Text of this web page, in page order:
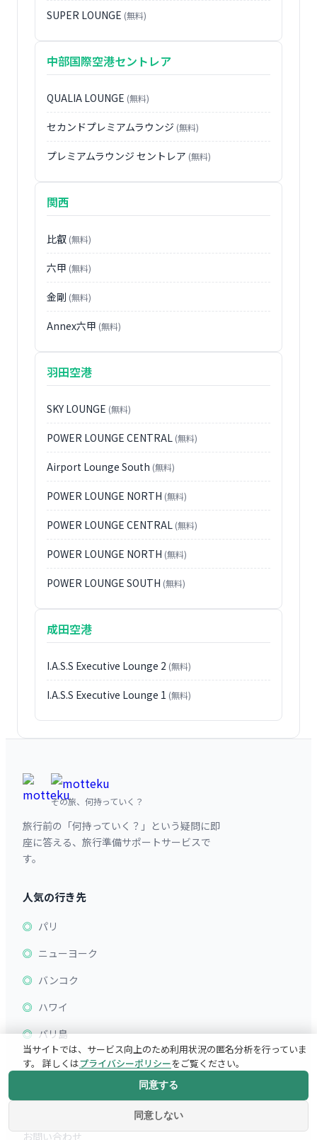
SUPER LOUNGE (無料)
中部国際空港セントレア
QUALIA LOUNGE (無料)
セカンドプレミアムラウンジ (無料)
プレミアムラウンジ セントレア (無料)
関西
比叡 (無料)
六甲 (無料)
金剛 (無料)
Annex六甲 (無料)
羽田空港
SKY LOUNGE (無料)
POWER LOUNGE CENTRAL (無料)
Airport Lounge South (無料)
POWER LOUNGE NORTH (無料)
POWER LOUNGE CENTRAL (無料)
POWER LOUNGE NORTH (無料)
POWER LOUNGE SOUTH (無料)
成田空港
I.A.S.S Executive Lounge 2 (無料)
I.A.S.S Executive Lounge 1 (無料)
その旅、何持っていく？
旅行前の「何持っていく？」という疑問に即
座に答える、旅行準備サポートサービスで
す。
人気の行き先
パリ
ニューヨーク
バンコク
ハワイ
バリ島
お問い合わせ
当サイトでは、サービス向上のため利用状況の匿名分析を行っていま
す。 詳しくはプライバシーポリシーをご覧ください。
同意しない
同意する